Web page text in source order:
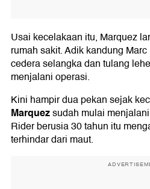
Usai kecelakaan itu, Marquez
rumah sakit. Adik kandung
cedera selangka dan tulang
menjalani operasi.
Kini hampir dua pekan sejak
Marquezsudah mulai
Rider berusia 30 tahun itu
terhindar dari maut.